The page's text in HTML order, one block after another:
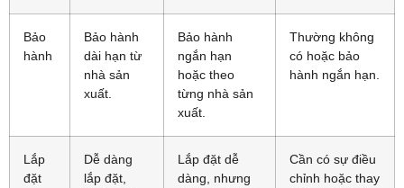
Bảo
hành
Bảo hành
dài hạn từ
nhà sản
xuất.
Bảo hành
ngắn hạn
hoặc theo
từng nhà sản
xuất.
Thường không
có hoặc bảo
hành ngắn hạn.
Lắp
đặt
Dễ dàng
lắp đặt,
Lắp đặt dễ
dàng, nhưng
Cần có sự điều
chỉnh hoặc thay